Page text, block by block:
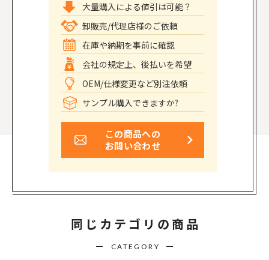
大量購入による値引は可能？
卸販売/代理店様のご依頼
在庫や納期を事前に確認
会社の規定上、後払いを希望
OEM/仕様変更など別注依頼
サンプル購入できますか?
この商品への
お問い合わせ
同じカテゴリの商品
CATEGORY